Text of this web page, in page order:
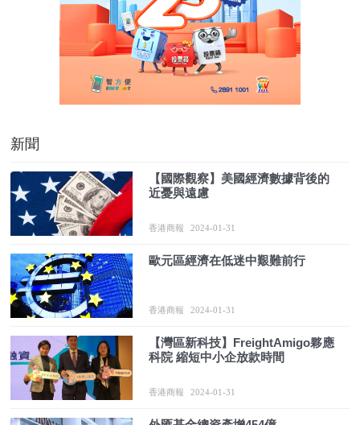
新聞
【國際觀察】美國經濟數據背後的
近憂與遠慮
香港商報 2024-01-31
歐元區經濟在低迷中艱難前行
香港商報 2024-01-31
【灣區新科技】FreightAmigo夥應
科院 縮短中小企放款時間
香港商報 2024-01-31